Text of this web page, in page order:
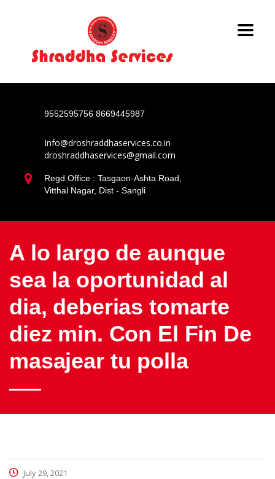
9552595756 8669445987
Info@droshraddhaservices.co.in
droshraddhaservices@gmail.com
Regd.Office : Tasgaon-Ashta Road,
Vitthal Nagar, Dist - Sangli
A lo largo de aunque
sea la oportunidad al
dia, deberias tomarte
diez min. Con El Fin De
masajear tu polla
July 29, 2021